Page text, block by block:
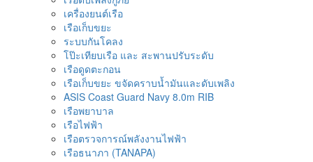
เครื่องยนต์เรือ
เรือเก็บขยะ
ระบบกันโคลง
โป๊ะเทียบเรือ และ สะพานปรับระดับ
เรือดูดตะกอน
เรือเก็บขยะ ขจัดคราบน้ำมันและดับเพลิง
ASIS Coast Guard Navy 8.0m RIB
เรือพยาบาล
เรือไฟฟ้า
เรือตรวจการณ์พลังงานไฟฟ้า
เรือธนาภา (TANAPA)